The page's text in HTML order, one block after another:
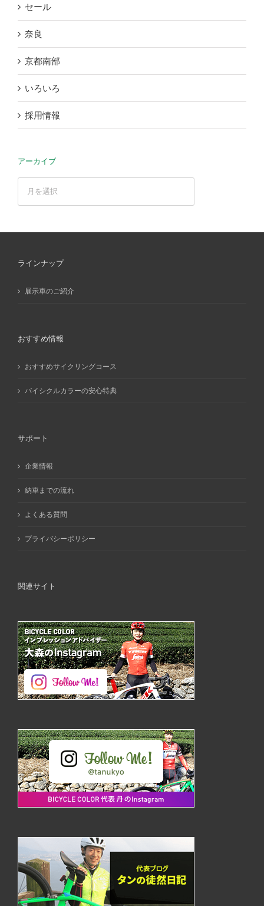
セール
奈良
京都南部
いろいろ
採用情報
アーカイブ
ラインナップ
展示車のご紹介
おすすめ情報
おすすめサイクリングコース
バイシクルカラーの安心特典
サポート
企業情報
納車までの流れ
よくある質問
プライバシーポリシー
関連サイト